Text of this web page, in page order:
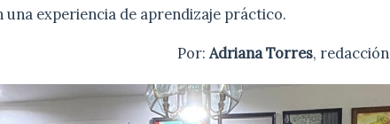
experiencia de aprendizaje práctico.
Por: Adriana Torres, redacción